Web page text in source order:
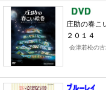
庄助の春こ
２０１４
会津若松の